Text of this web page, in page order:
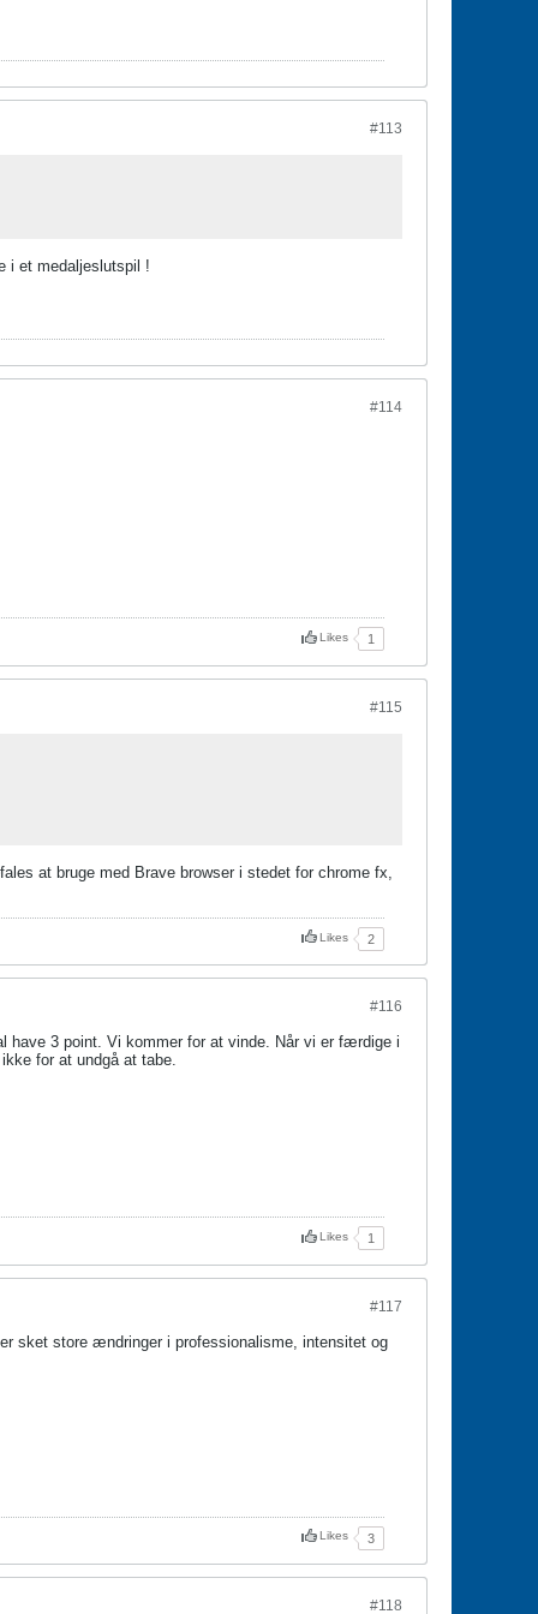
#113
i et medaljeslutspil !
#114
Likes 1
#115
at bruge med Brave browser i stedet for chrome fx,
Likes 2
#116
have 3 point. Vi kommer for at vinde. Når vi er færdige i
for at undgå at tabe.
Likes 1
#117
sket store ændringer i professionalisme, intensitet og
Likes 3
#118